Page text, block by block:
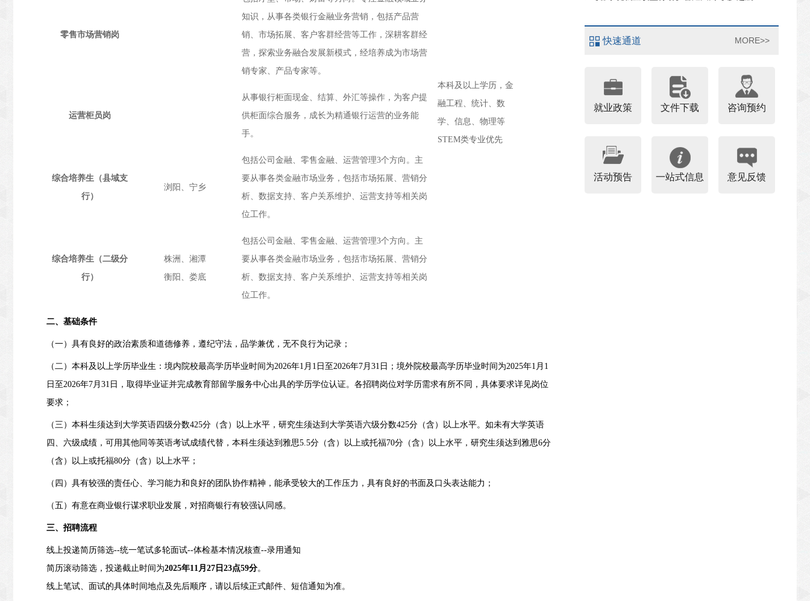
本科及以上学历，金
融工程、统计、数
学、信息、物理等
STEM类专业优先
零售市场营销岗
知识，从事各类银行金融业务营销，包括产品营
销、市场拓展、客户客群经营等工作，深耕客群经
营，探索业务融合发展新模式，经培养成为市场营
销专家、产品专家等。
运营柜员岗
从事银行柜面现金、结算、外汇等操作，为客户提
供柜面综合服务，成长为精通银行运营的业务能
手。
综合培养生（县域支
行）
浏阳、宁乡
包括公司金融、零售金融、运营管理3个方向。主
要从事各类金融市场业务，包括市场拓展、营销分
析、数据支持、客户关系维护、运营支持等相关岗
位工作。
综合培养生（二级分
行）
株洲、湘潭
衡阳、娄底
包括公司金融、零售金融、运营管理3个方向。主
要从事各类金融市场业务，包括市场拓展、营销分
析、数据支持、客户关系维护、运营支持等相关岗
位工作。
二、基础条件
（一） 具有良好的政治素质和道德修养，遵纪守法，品学兼优，无不良行为记录；
（二）本科及以上学历毕业生：境内院校最高学历毕业时间为2026年1月1日至2026年7月31日；境外院校最高学历毕业时间为2025年1月1
日至2026年7月31日，取得毕业证并完成教育部留学服务中心出具的学历学位认证。各招聘岗位对学历需求有所不同，具体要求详见岗位
要求；
（三）本科生须达到大学英语四级分数425分 （含） 以上水平，研究生须达到大学英语六级分数425分（含）以上水平。如未有大学英语
四、六级成绩，可用其他同等英语考试成绩代替，本科生须达到雅思5.5分（含）以上或托福70分（含）以上水平，研究生须达到雅思6分
（含）以上或托福80分（含）以上水平；
（四）具有较强的责任心、学习能力和良好的团队协作精神，能承受较大的工作压力，具有良好的书面及口头表达能力；
（五）有意在商业银行谋求职业发展，对招商银行有较强认同感。
三、 招聘流程
线上投递简历筛选--统一笔试多轮面试--体检基本情况核查--录用通知
简历滚动筛选，投递截止时间为2025年11月27 日23点59分。
线上笔试、面试的具体时间地点及先后顺序，请以后续正式邮件、短信通知为准。
快速通道 MORE>>
就业政策 文件下载 咨询预约
活动预告 一站式信息 意见反馈